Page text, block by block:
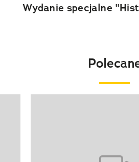
Wydanie specjalne